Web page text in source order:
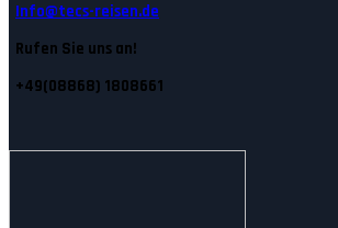
Info@tecs-reisen.de
Rufen Sie uns an!
+49(08868) 1808661